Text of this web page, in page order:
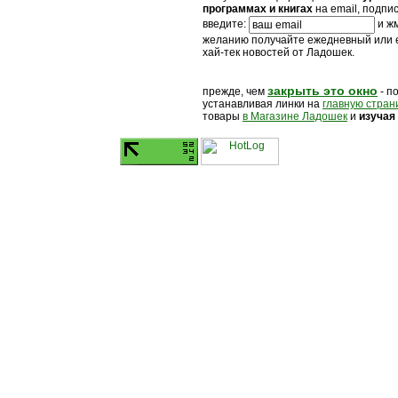
программах и книгах на email,
введите:
и
желанию получайте ежедневный или
хай-тек новостей от Ладошек.
прежде, чем закрыть это окно -
устанавливая линки на главную
товары в Магазине Ладошек и изучая